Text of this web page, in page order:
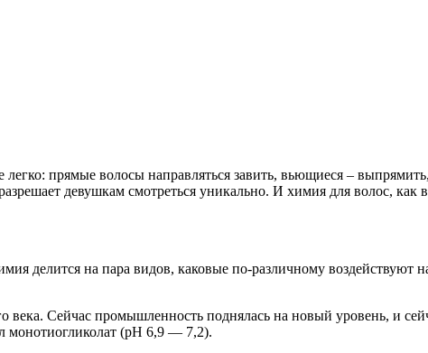
прямые волосы направляться завить, вьющиеся –
девушкам смотреться уникально. И химия для волос, как
делится на пара видов, каковые по-различному
Сейчас промышленность поднялась на новый уровень, и
монотиогликолат (pH 6,9 — 7,2).